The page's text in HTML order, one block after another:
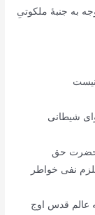
به جنبۀ ملکوتیِ
شیطانی
حضرت حق
نفی خواطر
عالم قدس اوج